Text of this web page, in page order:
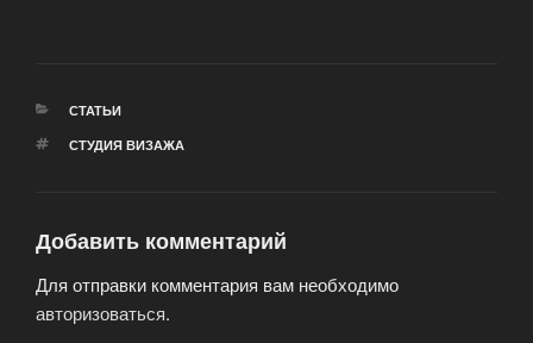
РУБРИКИ
СТАТЬИ
МЕТКИ
СТУДИЯ ВИЗАЖА
Добавить комментарий
Для отправки комментария вам необходимо
авторизоваться.